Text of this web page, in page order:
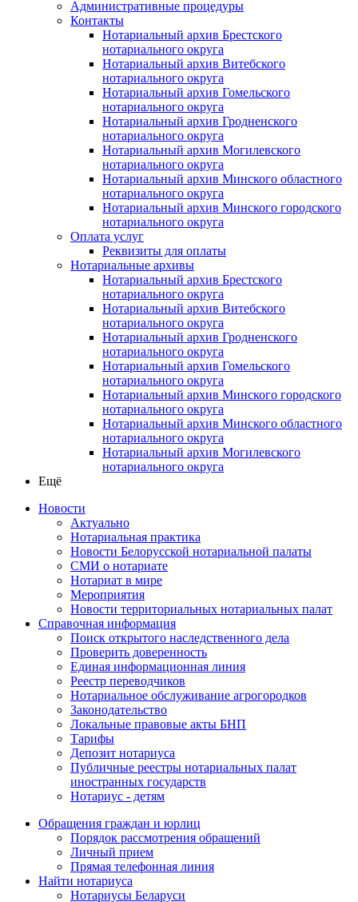
Административные процедуры
Контакты
Нотариальный архив Брестского
нотариального округа
Нотариальный архив Витебского
нотариального округа
Нотариальный архив Гомельского
нотариального округа
Нотариальный архив Гродненского
нотариального округа
Нотариальный архив Могилевского
нотариального округа
Нотариальный архив Минского областного
нотариального округа
Нотариальный архив Минского городского
нотариального округа
Оплата услуг
Реквизиты для оплаты
Нотариальные архивы
Нотариальный архив Брестского
нотариального округа
Нотариальный архив Витебского
нотариального округа
Нотариальный архив Гродненского
нотариального округа
Нотариальный архив Гомельского
нотариального округа
Нотариальный архив Минского городского
нотариального округа
Нотариальный архив Минского областного
нотариального округа
Нотариальный архив Могилевского
нотариального округа
Ещё
Новости
Актуально
Нотариальная практика
Новости Белорусской нотариальной палаты
СМИ о нотариате
Нотариат в мире
Мероприятия
Новости территориальных нотариальных палат
Справочная информация
Поиск открытого наследственного дела
Проверить доверенность
Единая информационная линия
Реестр переводчиков
Нотариальное обслуживание агрогородков
Законодательство
Локальные правовые акты БНП
Тарифы
Депозит нотариуса
Публичные реестры нотариальных палат
иностранных государств
Нотариус - детям
Обращения граждан и юрлиц
Порядок рассмотрения обращений
Личный прием
Прямая телефонная линия
Найти нотариуса
Нотариусы Беларуси